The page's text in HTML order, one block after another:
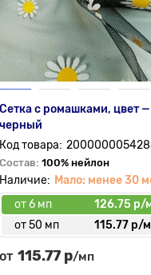
Сетка с ромашками, цвет —
черный
Состав: 100% нейлон
Мало: менее 30
от 6 мп
126.75 р/
от 50 мп
115.77 р/
от 115.77 р/мп